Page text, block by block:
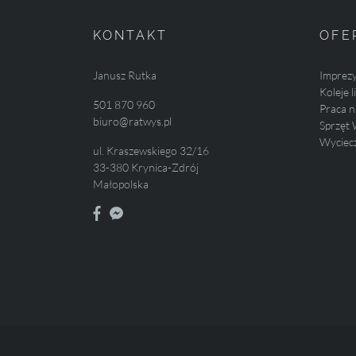
KONTAKT
Janusz Rutka
501 870 960
biuro@ratwys.pl
ul. Kraszewskiego 32/16
33-380 Krynica-Zdrój
Małopolska
Koleje
Praca
Sprzęt